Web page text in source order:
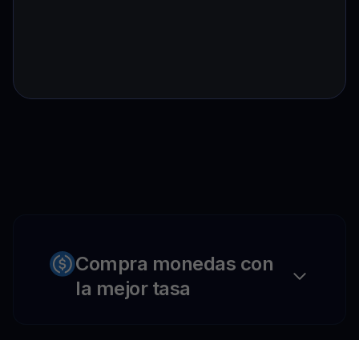
Compra monedas con
la mejor tasa